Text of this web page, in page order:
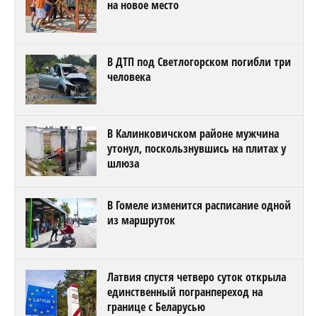
на новое место
В ДТП под Светлогорском погибли три
человека
В Калинковичском районе мужчина
утонул, поскользнувшись на плитах у
шлюза
В Гомеле изменится расписание одной
из маршруток
Латвия спустя четверо суток открыла
единственный погранпереход на
границе с Беларусью